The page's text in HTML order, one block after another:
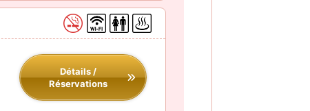
Détails /
Réservations